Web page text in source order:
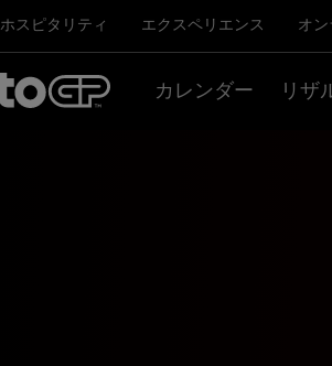
ホスピタリティ エクスペリエンス オン
カレンダー リザ